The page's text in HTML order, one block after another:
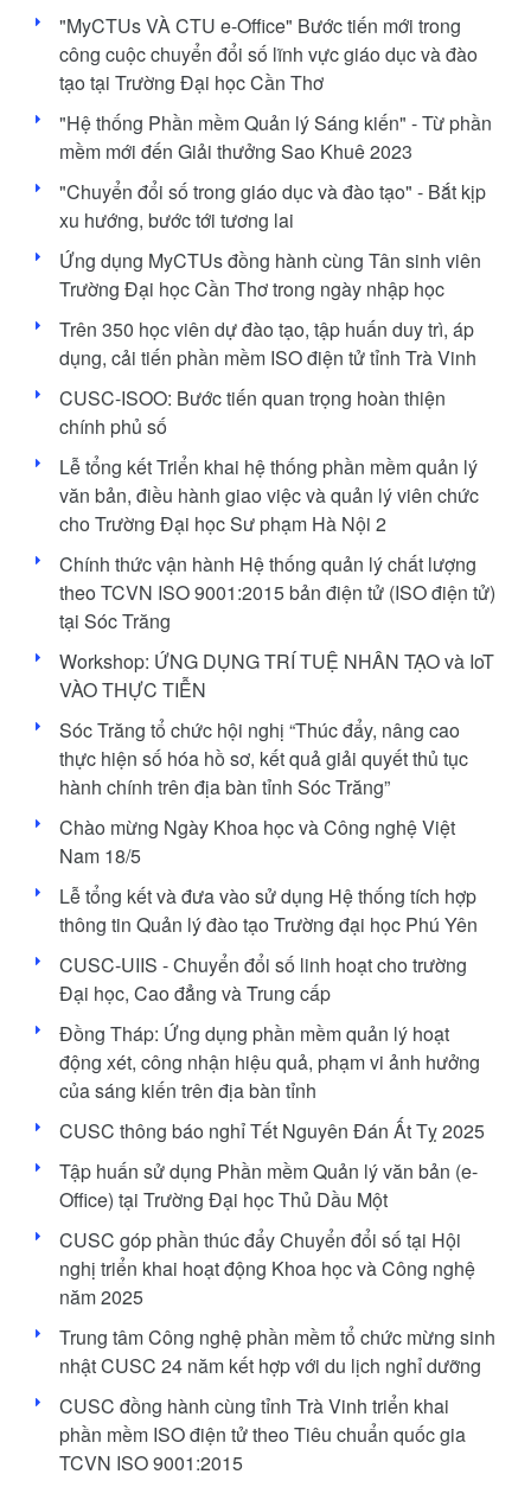
"MyCTUs VÀ CTU e-Office" Bước tiến mới trong
công cuộc chuyển đổi số lĩnh vực giáo dục và đào
tạo tại Trường Đại học Cần Thơ
"Hệ thống Phần mềm Quản lý Sáng kiến" - Từ phần
mềm mới đến Giải thưởng Sao Khuê 2023
"Chuyển đổi số trong giáo dục và đào tạo" - Bắt kịp
xu hướng, bước tới tương lai
Ứng dụng MyCTUs đồng hành cùng Tân sinh viên
Trường Đại học Cần Thơ trong ngày nhập học
Trên 350 học viên dự đào tạo, tập huấn duy trì, áp
dụng, cải tiến phần mềm ISO điện tử tỉnh Trà Vinh
CUSC-ISOO: Bước tiến quan trọng hoàn thiện
chính phủ số
Lễ tổng kết Triển khai hệ thống phần mềm quản lý
văn bản, điều hành giao việc và quản lý viên chức
cho Trường Đại học Sư phạm Hà Nội 2
Chính thức vận hành Hệ thống quản lý chất lượng
theo TCVN ISO 9001:2015 bản điện tử (ISO điện tử)
tại Sóc Trăng
Workshop: ỨNG DỤNG TRÍ TUỆ NHÂN TẠO và IoT
VÀO THỰC TIỄN
Sóc Trăng tổ chức hội nghị “Thúc đẩy, nâng cao
thực hiện số hóa hồ sơ, kết quả giải quyết thủ tục
hành chính trên địa bàn tỉnh Sóc Trăng”
Chào mừng Ngày Khoa học và Công nghệ Việt
Nam 18/5
Lễ tổng kết và đưa vào sử dụng Hệ thống tích hợp
thông tin Quản lý đào tạo Trường đại học Phú Yên
CUSC-UIIS - Chuyển đổi số linh hoạt cho trường
Đại học, Cao đẳng và Trung cấp
Đồng Tháp: Ứng dụng phần mềm quản lý hoạt
động xét, công nhận hiệu quả, phạm vi ảnh hưởng
của sáng kiến trên địa bàn tỉnh
CUSC thông báo nghỉ Tết Nguyên Đán Ất Tỵ 2025
Tập huấn sử dụng Phần mềm Quản lý văn bản (e-
Office) tại Trường Đại học Thủ Dầu Một
CUSC góp phần thúc đẩy Chuyển đổi số tại Hội
nghị triển khai hoạt động Khoa học và Công nghệ
năm 2025
Trung tâm Công nghệ phần mềm tổ chức mừng sinh
nhật CUSC 24 năm kết hợp với du lịch nghỉ dưỡng
CUSC đồng hành cùng tỉnh Trà Vinh triển khai
phần mềm ISO điện tử theo Tiêu chuẩn quốc gia
TCVN ISO 9001:2015